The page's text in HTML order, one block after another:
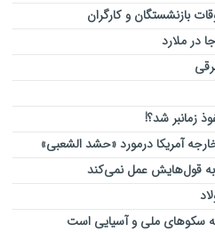
بازنشستگان و کارگران
در ملارد
زمانبر شد؟!
آمریکا درمورد «حشد الشعبی»
قول‌هایش عمل نمی‌کند
سکوهای ملی و آسیایی است